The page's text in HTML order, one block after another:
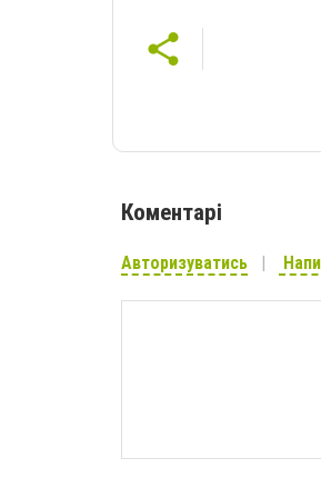
Коментарі
Авторизуватись